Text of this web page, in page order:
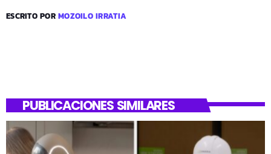
ESCRITO PORMOZOILO IRRATIA
PUBLICACIONES SIMILARES